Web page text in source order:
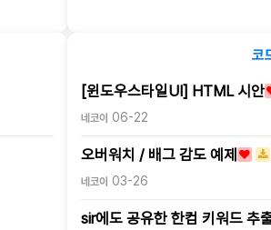
코
[윈도우스타일UI] HTML 시안
네코이 06-22
오버워치 / 배그 감도 예제
네코이 03-26
sir에도 공유한 한컴 키워드 추